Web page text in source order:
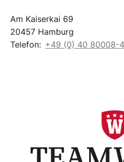
Am Kaiserkai 69
20457 Hamburg
Telefon: +49 (0) 40 80008-